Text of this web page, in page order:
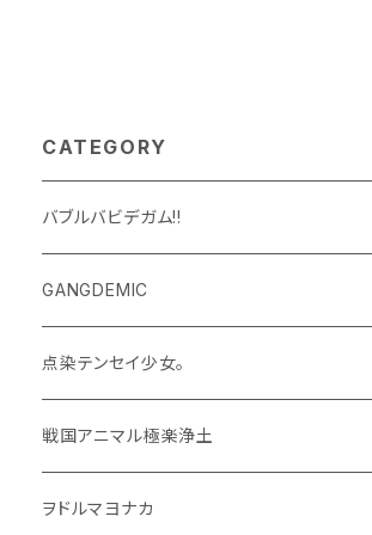
CATEGORY
バブルバビデガム!!
ランチェキ
CD
アパレル
トップス
GANGDEMIC
ランチェキ
CD
点染テンセイ少女。
ランチェキ
CD
戦国アニマル極楽浄土
CD
ヲドルマヨナカ